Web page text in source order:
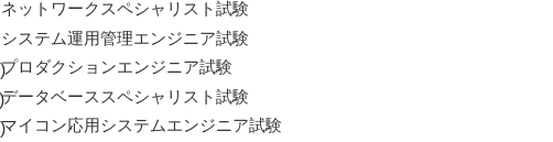
ネットワークスペシャリスト試験
システム運用管理エンジニア試験
プロダクションエンジニア試験
データベーススペシャリスト試験
マイコン応用システムエンジニア試験